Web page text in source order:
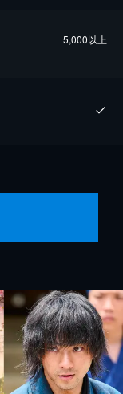
5,000以上